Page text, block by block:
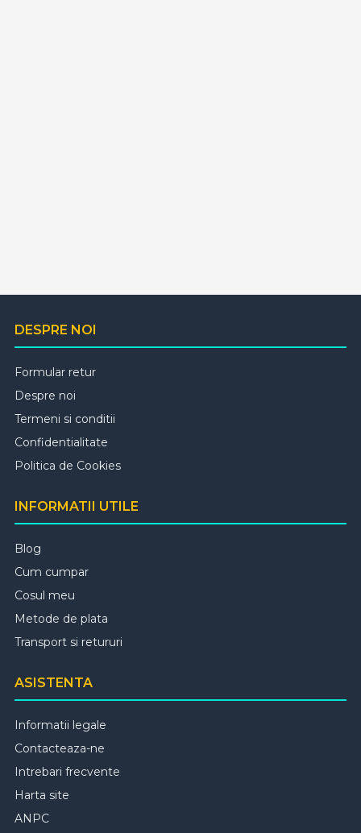
DESPRE NOI
Formular retur
Despre noi
Termeni si conditii
Confidentialitate
Politica de Cookies
INFORMATII UTILE
Blog
Cum cumpar
Cosul meu
Metode de plata
Transport si retururi
ASISTENTA
Informatii legale
Contacteaza-ne
Intrebari frecvente
Harta site
ANPC